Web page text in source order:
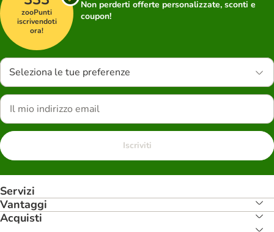
zooPunti
iscrivendoti
ora!
Non perderti offerte personalizzate, sconti e
coupon!
Seleziona le tue preferenze
Iscriviti
Servizi
Vantaggi
Acquisti